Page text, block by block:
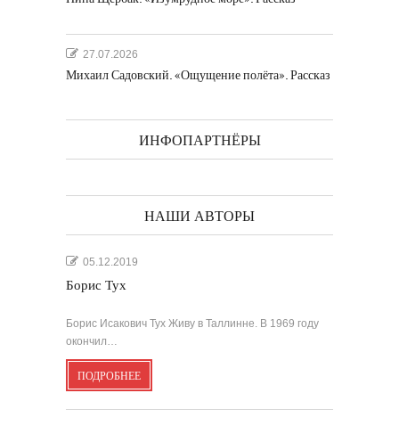
27.07.2026
Михаил Садовский. «Ощущение полёта». Рассказ
ИНФОПАРТНЁРЫ
НАШИ АВТОРЫ
05.12.2019
Борис Тух
Борис Исакович Тух Живу в Таллинне. В 1969 году
окончил…
ПОДРОБНЕЕ